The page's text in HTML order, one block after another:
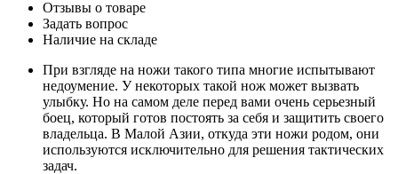
Отзывы о товаре
Задать вопрос
Наличие на складе
При взгляде на ножи такого типа многие испытывают
недоумение. У некоторых такой нож может вызвать
улыбку. Но на самом деле перед вами очень серьезный
боец, который готов постоять за себя и защитить своего
владельца. В Малой Азии, откуда эти ножи родом, они
используются исключительно для решения тактических
задач.